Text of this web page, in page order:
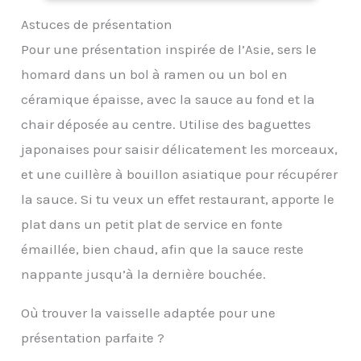
Garden 2019, valeur de la
marque en magasin
ECO-CONSEIL 1 : utiliser
le Thermo-Signal
gaspiller de l'énergie
Mesure de Température :
Le termometre cuison
alimentaire en acier
inoxydable de 13 cm,
pour éviter de vous
brûler les mains
plage de température :
-50 ℃ ~ 300 ℃
Économie d'énergie :
automatique intégrée, le
thermometre patisserie
10 minutes d'inactivité ;
Vin (Noir)
plage de mesure de -50
°F). Notre thermometre
cuisson est idéal pour
cuisson et la
préparation de
confitures. Le guide du
cuisson figurant sur
l'emballage vous permet
d'obtenir la cuisson
souhaitée AFFICHAGE
CHANGEABLE : L'écran
LCD rétroéclairé, large et
facile à lire, vous permet
températures dans
Astuces de présentation
Pour une présentation inspirée de l’Asie, sers le
homard dans un bol à ramen ou un bol en
céramique épaisse, avec la sauce au fond et la
chair déposée au centre. Utilise des baguettes
japonaises pour saisir délicatement les morceaux,
et une cuillère à bouillon asiatique pour récupérer
la sauce. Si tu veux un effet restaurant, apporte le
plat dans un petit plat de service en fonte
émaillée, bien chaud, afin que la sauce reste
nappante jusqu’à la dernière bouchée.
Où trouver la vaisselle adaptée pour une
présentation parfaite ?